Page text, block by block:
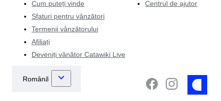
Cum puteți vinde
Sfaturi pentru vânzători
Termenii vânzătorului
Afiliați
Deveniți vânător Catawiki Live
Centrul de ajutor